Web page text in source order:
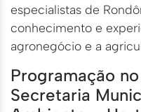
especialistas de
conhecimento e
agronegócio e a
Programação
Secretaria